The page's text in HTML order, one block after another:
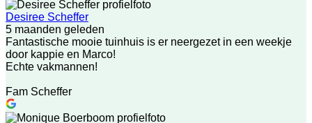
Desiree Scheffer
5 maanden geleden
Fantastische mooie tuinhuis is er neergezet in een weekje
door kappie en Marco!
Echte vakmannen!
Fam Scheffer